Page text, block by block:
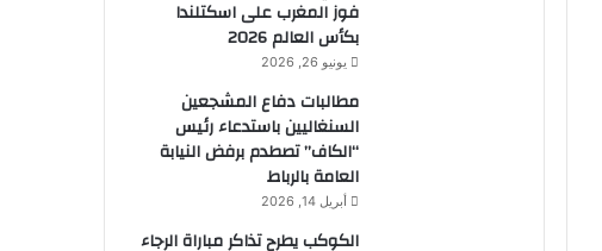
فوز المغرب على اسكتلندا
بكأس العالم 2026
يونيو 26, 2026
مطالبات دفاع المشجعين
السنغاليين باستدعاء رئيس
“الكاف” تصطدم برفض النيابة
العامة بالرباط
أبريل 14, 2026
الكوكب يطرح تذاكر مباراة الرجاء